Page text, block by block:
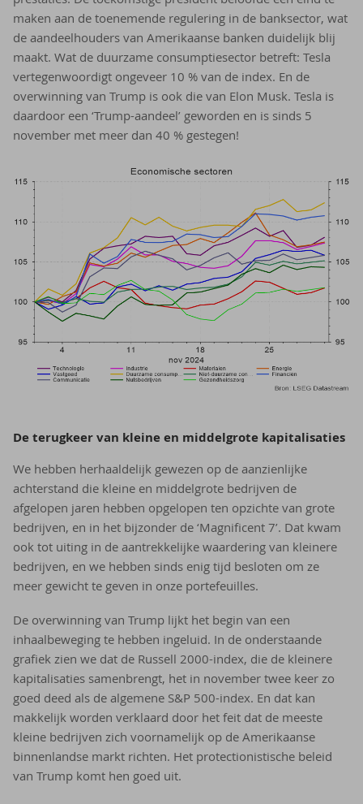
maken aan de toenemende regulering in de banksector, wat
de aandeelhouders van Amerikaanse banken duidelijk blij
maakt. Wat de duurzame consumptiesector betreft: Tesla
vertegenwoordigt ongeveer 10 % van de index. En de
overwinning van Trump is ook die van Elon Musk. Tesla is
daardoor een ‘Trump-aandeel’ geworden en is sinds 5
november met meer dan 40 % gestegen!
De te­rug­keer van klei­ne en mid­del­gro­te ka­pi­ta­li­sa­ties
We hebben herhaaldelijk gewezen op de aanzienlijke
achterstand die kleine en middelgrote bedrijven de
afgelopen jaren hebben opgelopen ten opzichte van grote
bedrijven, en in het bijzonder de ‘Magnificent 7’. Dat kwam
ook tot uiting in de aantrekkelijke waardering van kleinere
bedrijven, en we hebben sinds enig tijd besloten om ze
meer gewicht te geven in onze portefeuilles.
De overwinning van Trump lijkt het begin van een
inhaalbeweging te hebben ingeluid. In de onderstaande
grafiek zien we dat de Russell 2000-index, die de kleinere
kapitalisaties samenbrengt, het in november twee keer zo
goed deed als de algemene S&P 500-index. En dat kan
makkelijk worden verklaard door het feit dat de meeste
kleine bedrijven zich voornamelijk op de Amerikaanse
binnenlandse markt richten. Het protectionistische beleid
van Trump komt hen goed uit.